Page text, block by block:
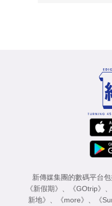
新傳媒集團的數碼平台
《新假期》
《GOtrip》
新地》
《more》 《